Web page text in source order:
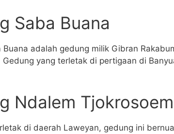
Saba Buana
Buana adalah gedung milik Gibran
Gedung yang terletak di pertigaan di
Ndalem
di daerah Laweyan, gedung ini